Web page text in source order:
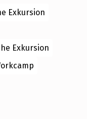
Exkursion
Exkursion